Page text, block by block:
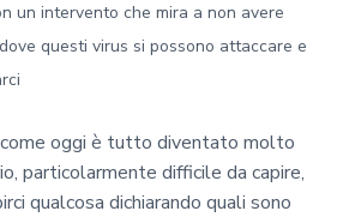
un intervento che mira a non avere
questi virus si possono attaccare e
come oggi è tutto diventato molto
particolarmente difficile da capire,
qualcosa dichiarando quali sono